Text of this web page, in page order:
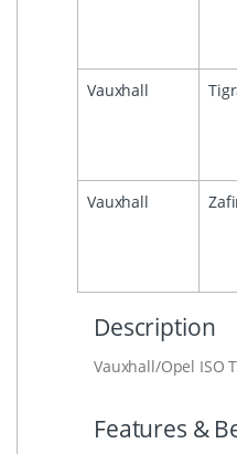
Vauxhall
Vauxhall
Description
Vauxhall/Opel ISO
Features &